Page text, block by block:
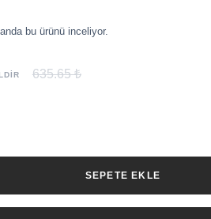
bu ürünü inceliyor.
635.65 ₺
SEPETE EKLE